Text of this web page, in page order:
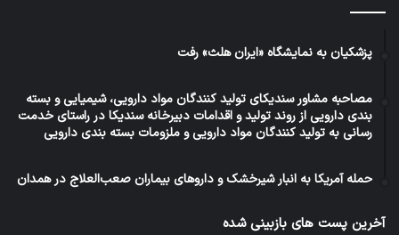
پزشکیان به نمایشگاه «ایران هلث» رفت
مصاحبه مشاور سندیکای تولید کنندگان مواد دارویی، شیمیایی و بسته
بندی دارویی از روند تولید و اقدامات دبیرخانه سندیکا در راستای خدمت
رسانی به تولید کنندگان مواد دارویی و ملزومات بسته بندی دارویی
حمله آمریکا به انبار شیرخشک و داروهای بیماران صعب‌العلاج در همدان
آخرین پست های بازبینی شده